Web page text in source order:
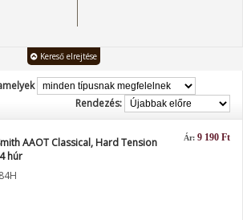
Kereső elrejtése
Rendezés:
Ár: 9 190 Ft
AAOT Classical, Hard Tension
húr